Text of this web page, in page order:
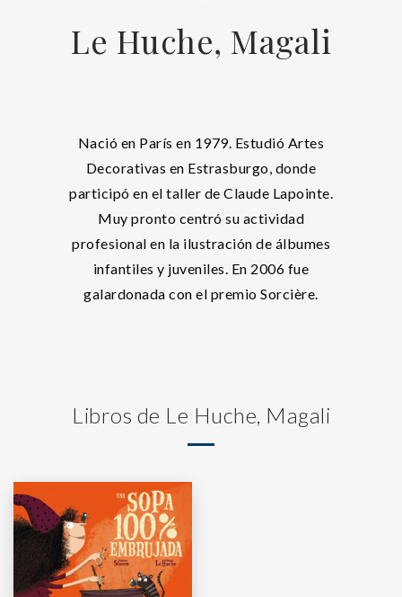
Le Huche, Magali
Nació en París en 1979. Estudió Artes
Decorativas en Estrasburgo, donde
participó en el taller de Claude Lapointe.
Muy pronto centró su actividad
profesional en la ilustración de álbumes
infantiles y juveniles. En 2006 fue
galardonada con el premio Sorcière.
Libros de Le Huche, Magali